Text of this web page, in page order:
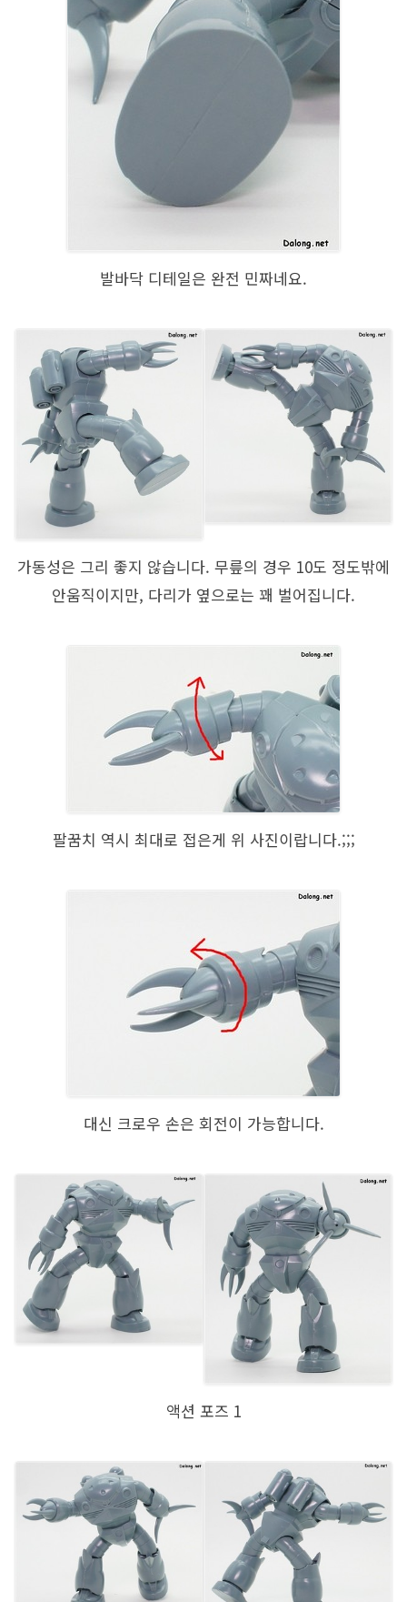
발바닥 디테일은 완전 민짜네요.
가동성은 그리 좋지 않습니다. 무릎의 경우 10도 정도밖에
안움직이지만, 다리가 옆으로는 꽤 벌어집니다.
팔꿈치 역시 최대로 접은게 위 사진이랍니다.;;;
대신 크로우 손은 회전이 가능합니다.
액션 포즈 1